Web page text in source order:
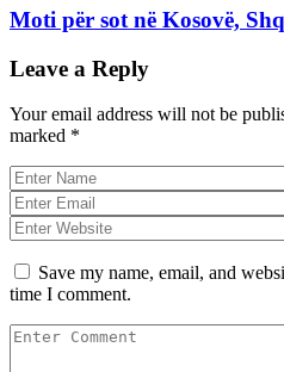
Moti për sot në Kosovë,
Leave a Reply
Your email address will not be
marked *
Save my name, email, and
time I comment.